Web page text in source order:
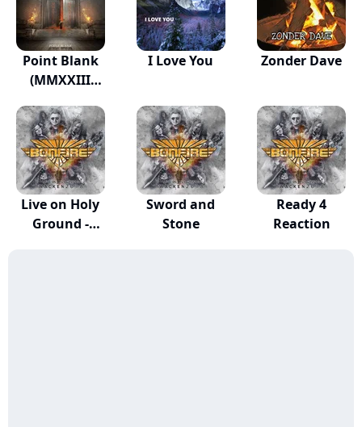
Point Blank
(MMXXIII
I Love You Zonder Dave
Live on Holy
Ground -
Sword and
Stone
Ready 4
Reaction